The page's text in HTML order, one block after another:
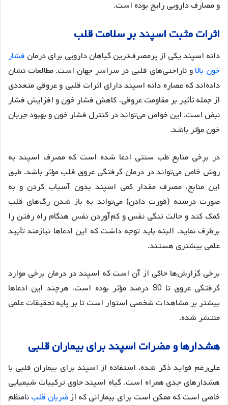
و مصارف دارویی رایج بوده است.
اثراتمثبت اسپندبرسلامتقلب
دانه اسپند یکی از پرمصرف‌ترین گیاهان دارویی برای درمان فشار
خون بالاو ناراحتی‌های قلبی در سراسر جهان است. مطالعات نشان
داده‌اند که عصاره دانه اسپند دارای اثرات قلبی و عروقی متعددی
از جمله تأثیر بر مقاومت عروقی، کاهش فشار خون و افزایش فشار
نبض است. این خواص می‌تواند در کنترل فشار خون و بهبود جریان
خون مؤثر باشد.
در برخی منابع طب سنتی ادعا شده است که مصرف اسپند به
روش خاص می‌تواند در درمان گرفتگی عروق قلب مؤثر باشد. طبق
این منابع، مصرف مقدار کمی اسپند بدون آسیاب کردن و به
صورت درسته (قورت دادن) می‌تواند به باز شدن رگ‌های قلب
کمک کند و حالت تنگی نفس و کم‌آوردن نفس هنگام راه رفتن را
برطرف نماید. البته باید توجه داشت که این ادعاها نیازمند تأیید
علمی بیشتری هستند.
برخی گزارش‌ها حاکی از آن است که اسپند در درمان برخی موارد
گرفتگی عروق تا 90 درصد مؤثر بوده است، هرچند این ادعاها
بیشتر بر مشاهدات شخصی استوار است تا بر پایه تحقیقات علمی
منتشر شده.
هشدارهاومضرات اسپندبرایبیمارانقلبی
علی‌رغم فواید ذکر شده، استفاده از اسپند برای بیماران قلبی با
هشدارهای جدی همراه است. گیاه اسپند حاوی ترکیبات شیمیایی
خاصی است که ممکن است برای بیمارانی که ازضربان قلبنامنظم